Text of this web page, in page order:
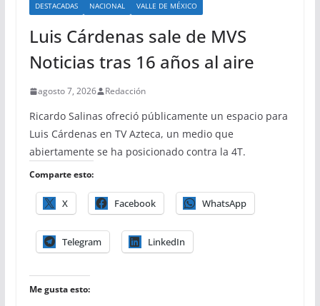
DESTACADAS NACIONAL VALLE DE MÉXICO
Luis Cárdenas sale de MVS
Noticias tras 16 años al aire
agosto 7, 2026 Redacción
Ricardo Salinas ofreció públicamente un espacio para
Luis Cárdenas en TV Azteca, un medio que
abiertamente se ha posicionado contra la 4T.
Comparte esto:
X Facebook WhatsApp
Telegram LinkedIn
Me gusta esto: